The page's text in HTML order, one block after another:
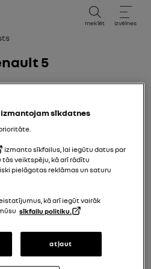
meklēt izvēlnes
5
sīkdatnes
izmanto sīkfailus, lai iegūtu datus par
veiktspēju, kā arī rādītu
pielāgotas reklāmas un saturu
kā arī iegūt vairāk
sīkfailu politiku.
atļaut